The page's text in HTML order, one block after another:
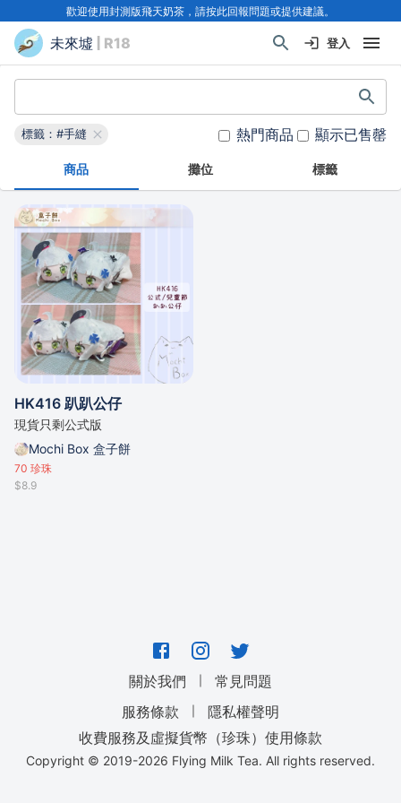
歡迎使用封測版飛天奶茶，請按此回報問題或提供建議。
未來墟 | R18 登入
標籤：#手縫 熱門商品 顯示已售罄
商品 攤位 標籤
HK416 趴趴公仔
現貨只剩公式版
Mochi Box 盒子餅
70 珍珠
$8.9
關於我們 ｜
常見問題
服務條款
｜
隱私權聲明
收費服務及虛擬貨幣（珍珠）使用條款
Copyright © 2019-2026 Flying Milk Tea. All rights reserved.